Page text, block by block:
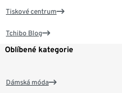
Tiskové centrum
Tchibo Blog
Oblíbené kategorie
Dámská móda